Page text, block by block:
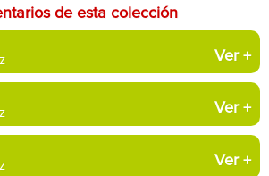
de esta colección
Ver +
Ver +
Ver +